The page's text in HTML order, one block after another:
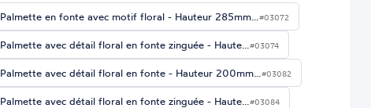
Palmette en fonte avec motif floral - Hauteur 285mm… #03072
Palmette avec détail floral en fonte zinguée - Haute… #03074
Palmette avec détail floral en fonte - Hauteur 200mm… #03082
Palmette avec détail floral en fonte zinguée - Haute… #03084